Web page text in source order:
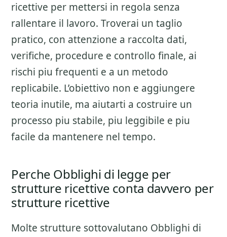
ricettive per mettersi in regola senza
rallentare il lavoro. Troverai un taglio
pratico, con attenzione a raccolta dati,
verifiche, procedure e controllo finale, ai
rischi piu frequenti e a un metodo
replicabile. L’obiettivo non e aggiungere
teoria inutile, ma aiutarti a costruire un
processo piu stabile, piu leggibile e piu
facile da mantenere nel tempo.
Perche Obblighi di legge per
strutture ricettive conta davvero per
strutture ricettive
Molte strutture sottovalutano Obblighi di